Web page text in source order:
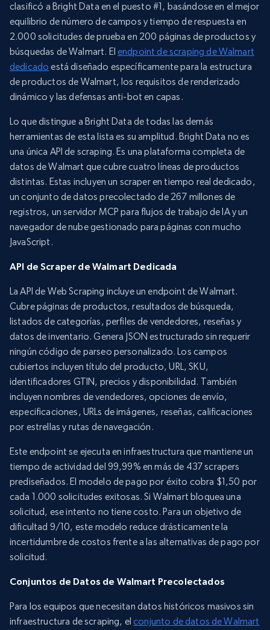
clasificó a Bright Data en el puesto #1, basándose en el mejor
equilibrio de número de campos y tiempo de respuesta en
2.000 solicitudes de prueba en 200 páginas de productos y
búsquedas de Walmart. Elendpoint de scraping de Walmart
dedicado está diseñado específicamente para la estructura
de productos de Walmart, los requisitos de renderizado
dinámico y las defensas anti-bot en capas.
Lo que distingue a Bright Data de todas las demás
herramientas de esta lista es su amplitud. Bright Data no es
una única API de scraping. Es una plataforma completa de
datos de Walmart que cubre cuatro líneas de productos
distintas. Estas incluyen un scraper en tiempo real dedicado,
un conjunto de datos precolectado de 267 millones de
registros, un servidor MCP para flujos de trabajo de IA y un
navegador de nube gestionado para páginas con mucho
JavaScript.
API de Scraper de Walmart Dedicada
La API de Web Scraping incluye un endpoint de Walmart.
Cubre páginas de productos, resultados de búsqueda,
listados de categorías, perfiles de vendedores, reseñas y
datos de inventario. Genera JSON estructurado sin requerir
ningún código de parseo personalizado. Los campos
cubiertos incluyen título del producto, URL, SKU,
identificadores GTIN, precios y disponibilidad. También
incluyen nombres de vendedores, opciones de envío,
especificaciones, URLs de imágenes, reseñas, calificaciones
por estrellas y rutas de navegación.
Este endpoint se ejecuta en infraestructura que mantiene un
tiempo de actividad del 99,99% en más de 437 scrapers
prediseñados. El modelo de pago por éxito cobra $1,50 por
cada 1.000 solicitudes exitosas. Si Walmart bloquea una
solicitud, ese intento no tiene costo. Para un objetivo de
dificultad 9/10, este modelo reduce drásticamente la
incertidumbre de costos frente a las alternativas de pago por
solicitud.
Conjuntos de Datos de Walmart Precolectados
Para los equipos que necesitan datos históricos masivos sin
infraestructura de scraping, elconjunto de datos de Walmart